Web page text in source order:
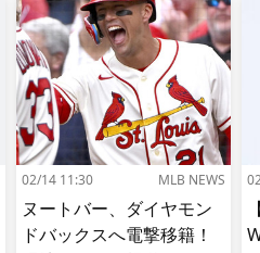
る[海外の反応]
02/14 11:30 MLB NEWS
ヌートバー、ダイヤモン
ドバックスへ電撃移籍！